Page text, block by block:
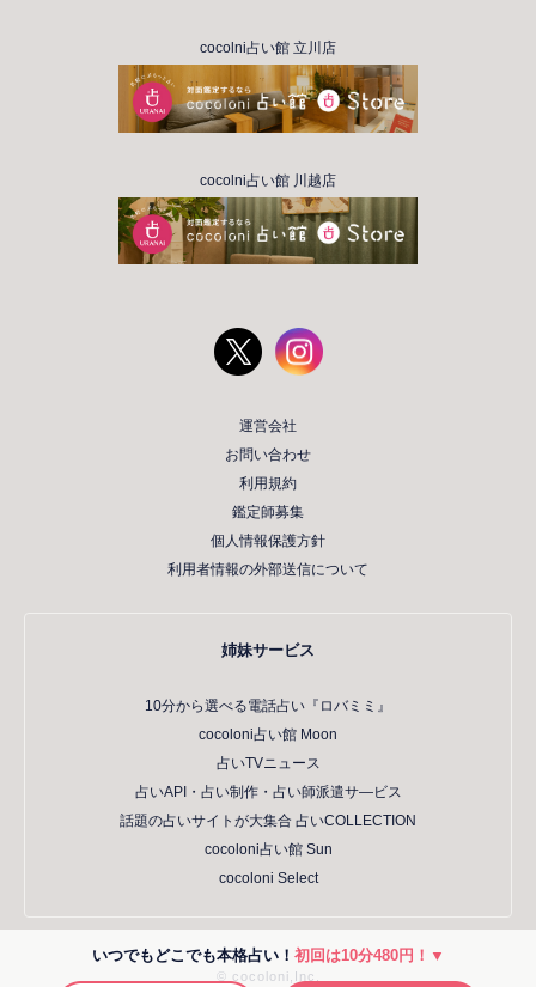
いつでもどこでも本格占い！ 初回は10分480円！▼
cocolni占い館 立川店
cocolni占い館 川越店
運営会社
お問い合わせ
利用規約
鑑定師募集
個人情報保護方針
利用者情報の外部送信について
姉妹サービス
10分から選べる電話占い『ロバミミ』
cocoloni占い館 Moon
占いTVニュース
占いAPI・占い制作・占い師派遣サ―ビス
話題の占いサイトが大集合 占いCOLLECTION
cocoloni占い館 Sun
cocoloni Select
© cocoloni,Inc.